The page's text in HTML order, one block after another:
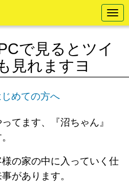
N
a
v
o
で見るとツイ
見れますヨ
じめての方へ
てます、『沼ちゃん』
の家の中に入っていく仕
事があります。